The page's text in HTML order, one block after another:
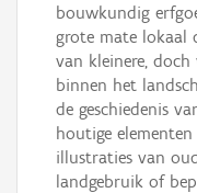
bouwkundig
grote mate lokaal
van kleinere,
binnen het
de geschiedenis
houtige
illustraties van
landgebruik of